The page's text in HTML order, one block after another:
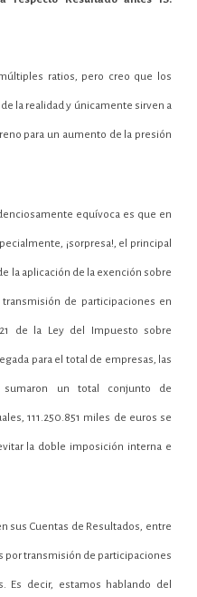
ratios, pero creo que los
la realidad y únicamente sirven a
para un aumento de la presión
equívoca es que en
¡sorpresa!, el principal
la aplicación de la exención sobre
de participaciones en
de la Ley del Impuesto sobre
para el total de empresas, las
sumaron un total conjunto de
111.250.851 miles de euros se
la doble imposición interna e
sus Cuentas de Resultados, entre
por transmisión de participaciones
Es decir, estamos hablando del